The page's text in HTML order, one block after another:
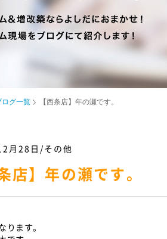
ログ一覧 【西条店】年の瀬です。
月28日/その他
店】年の瀬です。
ります。